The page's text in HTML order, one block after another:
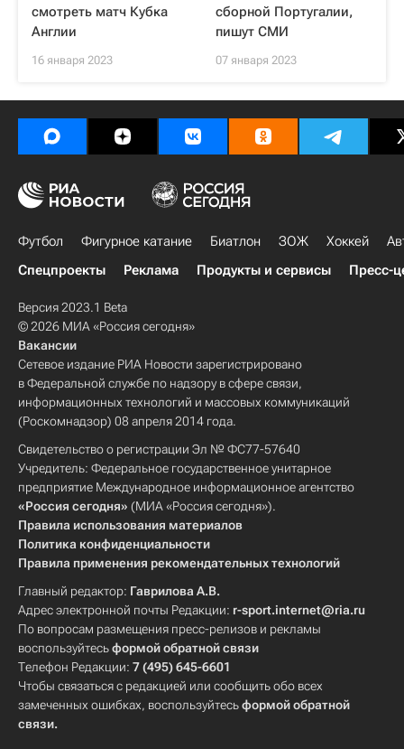
смотреть матч Кубка
Англии
16 января 2023
сборной Португалии,
пишут СМИ
07 января 2023
Футбол Фигурное катание Биатлон ЗОЖ Хоккей
Спецпроекты
Реклама Продукты и сервисы Пресс-
Версия 2023.1 Beta
© 2026 МИА «Россия сегодня»
Вакансии
Сетевое издание РИА Новости зарегистрировано
в Федеральной службе по надзору в сфере связи,
информационных технологий и массовых коммуникаций
(Роскомнадзор) 08 апреля 2014 года.
Свидетельство о регистрации Эл № ФС77-57640
Учредитель: Федеральное государственное унитарное
предприятие Международное информационное агентство
«Россия сегодня» (МИА «Россия сегодня»).
Правила использования материалов
Политика конфиденциальности
Правила применения рекомендательных технологий
Главный редактор: Гаврилова А.В.
Адрес электронной почты Редакции: r-sport.internet@ria.ru
По вопросам размещения пресс-релизов и рекламы
воспользуйтесьформой обратной связи
Телефон Редакции: 7 (495) 645-6601
Чтобы связаться с редакцией или сообщить обо всех
замеченных ошибках, воспользуйтесьформой обратной
связи.